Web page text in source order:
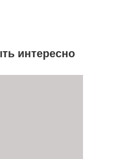
интересно